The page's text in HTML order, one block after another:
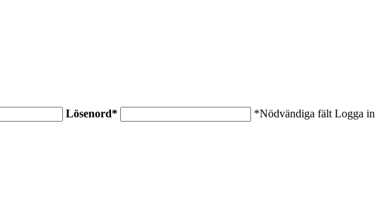
Lösenord* *Nödvändiga fält Logga in